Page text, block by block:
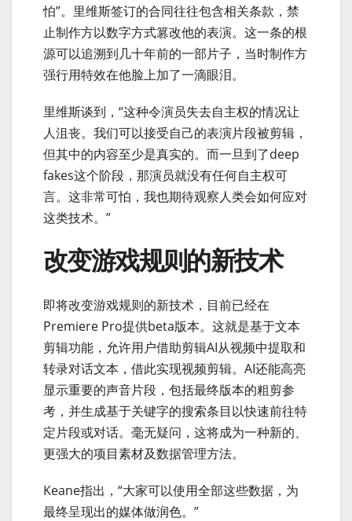
怕”。里维斯签订的合同往往包含相关条款，禁
止制作方以数字方式篡改他的表演。这一条的根
源可以追溯到几十年前的一部片子，当时制作方
强行用特效在他脸上加了一滴眼泪。
里维斯谈到，“这种令演员失去自主权的情况让
人沮丧。我们可以接受自己的表演片段被剪辑，
但其中的内容至少是真实的。而一旦到了deep
fakes这个阶段，那演员就没有任何自主权可
言。这非常可怕，我也期待观察人类会如何应对
这类技术。”
改变游戏规则的新技术
即将改变游戏规则的新技术，目前已经在
Premiere Pro提供beta版本。这就是基于文本
剪辑功能，允许用户借助剪辑AI从视频中提取和
转录对话文本，借此实现视频剪辑。AI还能高亮
显示重要的声音片段，包括最终版本的粗剪参
考，并生成基于关键字的搜索条目以快速前往特
定片段或对话。毫无疑问，这将成为一种新的、
更强大的项目素材及数据管理方法。
Keane指出，“大家可以使用全部这些数据，为
最终呈现出的媒体做润色。”